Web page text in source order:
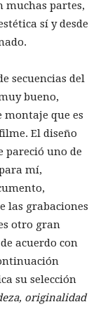
muchas partes,
sí y desde
secuencias del
bueno,
montaje que es
El diseño
pareció uno de
mí,
las grabaciones
otro gran
acuerdo con
su selección
originalidad